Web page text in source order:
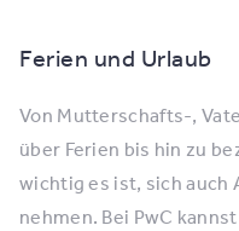
Ferien und Urlaub
Von Mutterschafts-,
über Ferien bis hin zu
wichtig es ist, sich auch
nehmen. Bei PwC